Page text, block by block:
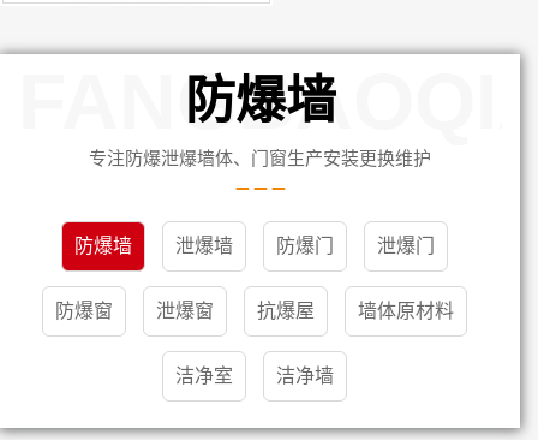
当前位置：首页>>产品中心>>防爆墙
防爆墙
专注防爆泄爆墙体、门窗生产安装更换维护
防爆墙 泄爆墙 防爆门 泄爆门
防爆窗 泄爆窗 抗爆屋 墙体原材料
洁净室 洁净墙